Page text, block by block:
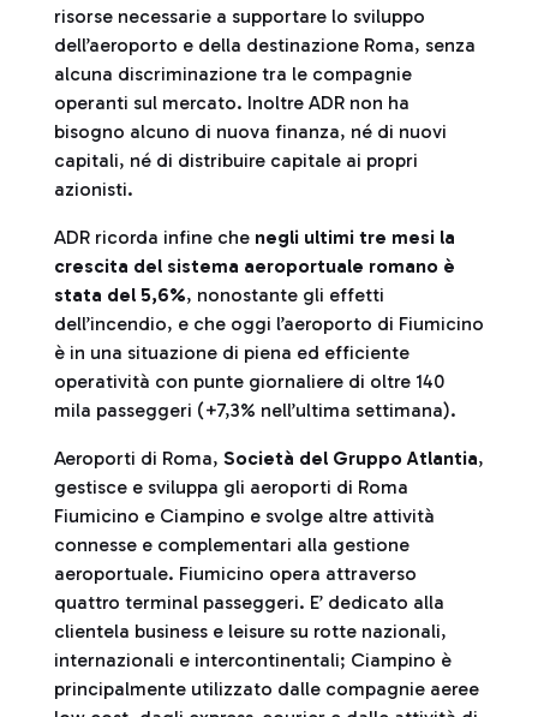
risorse necessarie a supportare lo sviluppo
dell’aeroporto e della destinazione Roma, senza
alcuna discriminazione tra le compagnie
operanti sul mercato. Inoltre ADR non ha
bisogno alcuno di nuova finanza, né di nuovi
capitali, né di distribuire capitale ai propri
azionisti.
ADR ricorda infine che negli ultimi tre mesi la
crescita del sistema aeroportuale romano è
stata del 5,6%, nonostante gli effetti
dell’incendio, e che oggi l’aeroporto di Fiumicino
è in una situazione di piena ed efficiente
operatività con punte giornaliere di oltre 140
mila passeggeri (+7,3% nell’ultima settimana).
Aeroporti di Roma, Società del Gruppo Atlantia,
gestisce e sviluppa gli aeroporti di Roma
Fiumicino e Ciampino e svolge altre attività
connesse e complementari alla gestione
aeroportuale. Fiumicino opera attraverso
quattro terminal passeggeri. E’ dedicato alla
clientela business e leisure su rotte nazionali,
internazionali e intercontinentali; Ciampino è
principalmente utilizzato dalle compagnie aeree